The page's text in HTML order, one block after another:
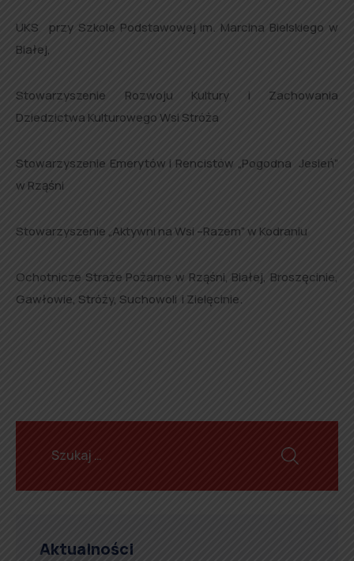
UKS przy Szkole Podstawowej im. Marcina Bielskiego w
Białej,
Stowarzyszenie Rozwoju Kultury i Zachowania
Dziedzictwa Kulturowego Wsi Stróża
Stowarzyszenie Emerytów i Rencistów „Pogodna Jesień”
w Rząśni
Stowarzyszenie „Aktywni na Wsi –Razem” w Kodraniu
Ochotnicze Straże Pożarne w Rząśni, Białej, Broszęcinie,
Gawłowie, Stróży, Suchowoli i Zielęcinie.
Aktualności